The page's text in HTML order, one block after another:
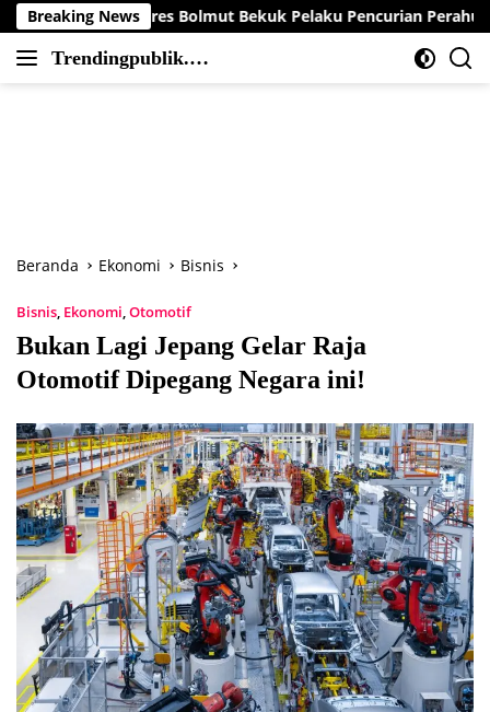
Langsung
ke
konten
Breaking News
Bolmut Bekuk Pelaku Pencurian Perahu di Daerah Buol
Trendingpublik.co
Berita
Beranda Ekonomi Bisnis
Bisnis, Ekonomi,Otomotif
Bukan Lagi Jepang Gelar Raja
Otomotif Dipegang Negara ini!